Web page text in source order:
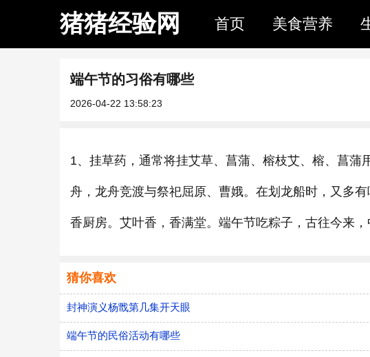
猪猪经验网 首页 美食营养
端午节的习俗有哪些
2026-04-22 13:58:23
1、挂草药，通常将挂艾草、菖蒲、榕枝艾、榕、菖
舟，龙舟竞渡与祭祀屈原、曹娥。在划龙船时，又多
香厨房。艾叶香，香满堂。端午节吃粽子，古往今来，
猜你喜欢
封神演义杨戬第几集开天眼
端午节的民俗活动有哪些